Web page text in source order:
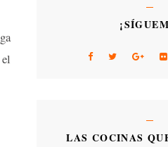
LAS COCINAS